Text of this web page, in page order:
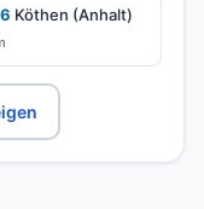
Köthen (Anhalt)